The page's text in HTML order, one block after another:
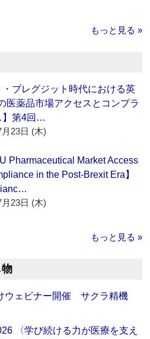
もっと見る »
・ブレグジット時代における英
医薬品市場アクセスとコンプラ
】第4回…
23日 (木)
Pharmaceutical Market Access
in the Post-Brexit Era】
23日 (木)
もっと見る »
ウェビナー開催 サクラ精機
〈学び続ける力が医療を支え